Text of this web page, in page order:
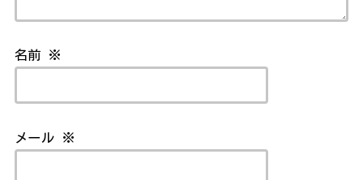
名前 ※
メール ※